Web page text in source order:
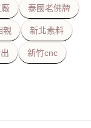
泰國老佛牌
親 新北素料
新竹cnc